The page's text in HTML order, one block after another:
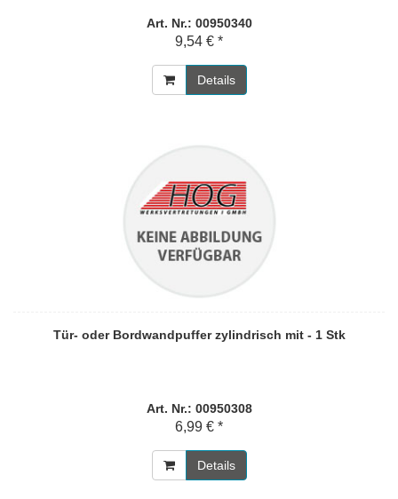
Art. Nr.: 00950340
9,54 € *
Details
Tür- oder Bordwandpuffer zylindrisch mit - 1 Stk
Art. Nr.: 00950308
6,99 € *
Details